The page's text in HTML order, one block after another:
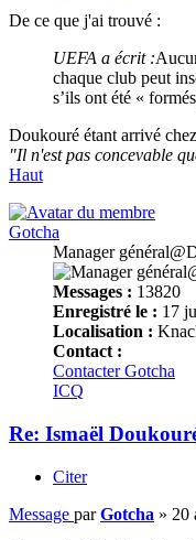
De ce que j'ai trouvé :
UEFA a écrit :
chaque club peut
s’ils ont été «
Doukouré étant arrivé
"Il n'est pas concevable
Haut
Gotcha
Manager
Messages : 13820
Enregistré le : 17
Localisation :
Contact :
Contacter Gotcha
ICQ
Re: Ismaël
Citer
Message parGotcha » 20